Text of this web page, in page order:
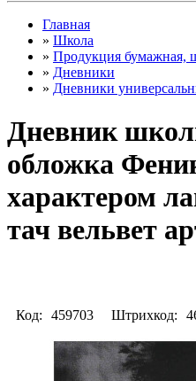
Главная
» Школа
» Продукция бумажная,
» Дневники
» Дневники
Дневник
обложка
характером
тач вельвет
Код: 459703 Штрихкод: